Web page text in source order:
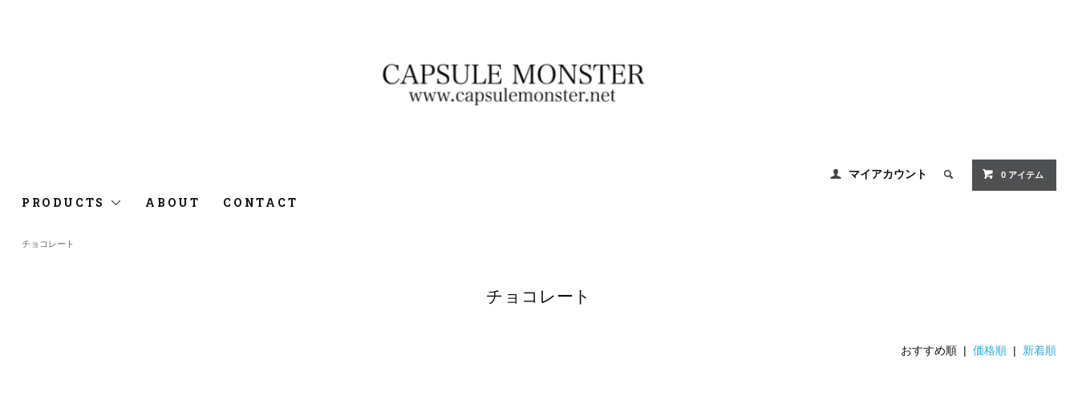
マイアカウント 0 アイテム
PRODUCTS ABOUT CONTACT
チョコレート
チョコレート
おすすめ順 |価格順 | 新着順